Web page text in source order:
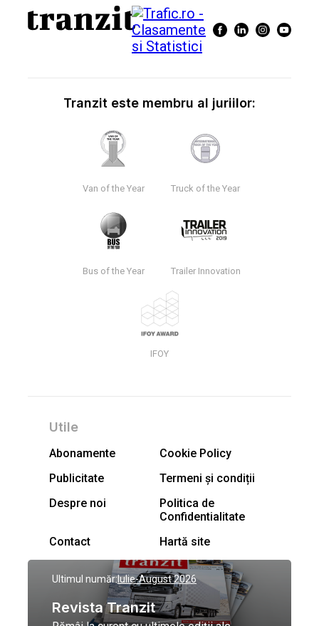
Tranzit este membru al juriilor:
Van of the Year Truck of the Year
Bus of the Year Trailer Innovation
IFOY
Utile
Abonamente
Cookie Policy
Publicitate
Termeni și condiții
Despre noi
Politica de
Confidentialitate
Contact
Hartă site
Ultimul număr:Iulie-August 2026
Revista Tranzit